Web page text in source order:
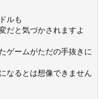
ルも
だと気づかされますよ
ゲームがただの手抜きに
なるとは想像できません